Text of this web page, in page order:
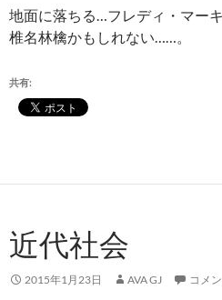
地面に落ちる…フレディ・マー
椎名林檎かもしれない……。
共有:
近代社会
2015年1月23日 AVA GJ コメ